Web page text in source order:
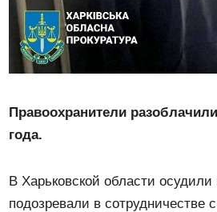
Правоохранители
года.
В Харьковской области осудили
подозревали в сотрудничестве